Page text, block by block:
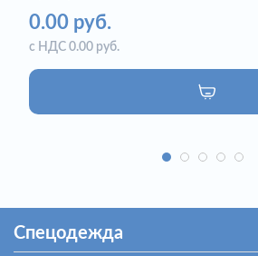
0.00 руб.
с НДС 0.00 руб.
Спецодежда